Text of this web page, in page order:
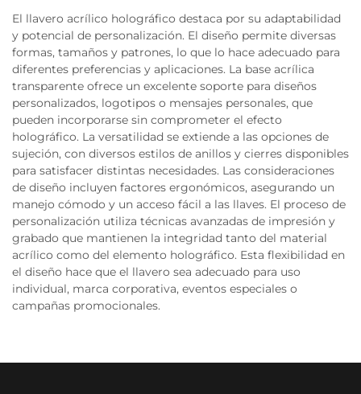
El llavero acrílico holográfico destaca por su adaptabilidad
y potencial de personalización. El diseño permite diversas
formas, tamaños y patrones, lo que lo hace adecuado para
diferentes preferencias y aplicaciones. La base acrílica
transparente ofrece un excelente soporte para diseños
personalizados, logotipos o mensajes personales, que
pueden incorporarse sin comprometer el efecto
holográfico. La versatilidad se extiende a las opciones de
sujeción, con diversos estilos de anillos y cierres disponibles
para satisfacer distintas necesidades. Las consideraciones
de diseño incluyen factores ergonómicos, asegurando un
manejo cómodo y un acceso fácil a las llaves. El proceso de
personalización utiliza técnicas avanzadas de impresión y
grabado que mantienen la integridad tanto del material
acrílico como del elemento holográfico. Esta flexibilidad en
el diseño hace que el llavero sea adecuado para uso
individual, marca corporativa, eventos especiales o
campañas promocionales.